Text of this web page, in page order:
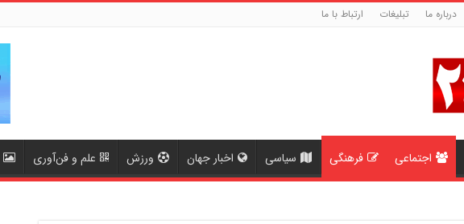
درباره ما تبلیغات ارتباط با ما
اجتماعی فرهنگی سیاسی اخبار جهان ورزش علم و فن‌آوری